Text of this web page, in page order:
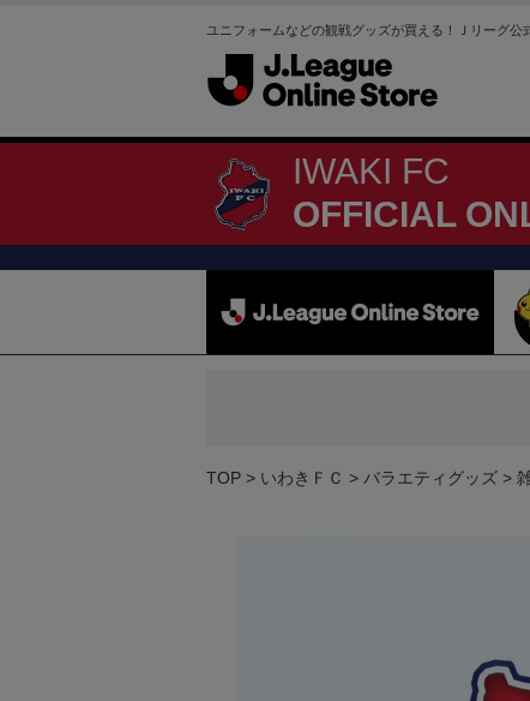
ユニフォームなどの観戦グッズが買える！Ｊリーグ公
IWAKI FC
OFFICIAL
TOP いわきＦＣ バラエティグッズ